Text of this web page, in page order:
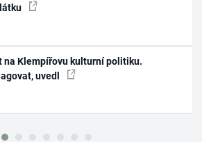
na Klempířovu kulturní politiku.
uvedl